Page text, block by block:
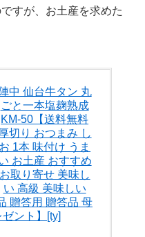
すが、お土産を求めた
陣中 仙台牛タン 丸
ごと一本塩麹熟成
KM-50【送料無料
厚切り おつまみ し
お 1本 味付け うま
お土産 おすすめ
お取り寄せ 美味し
い 高級 美味しい
贈答用 贈答品 母
ント】[ty]